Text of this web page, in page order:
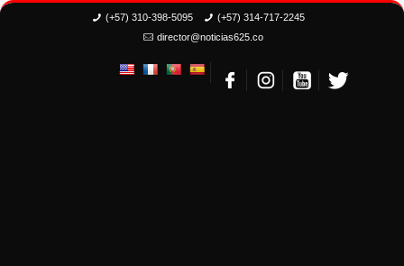
(+57) 310-398-5095
(+57) 314-717-2245
director@noticias625.co